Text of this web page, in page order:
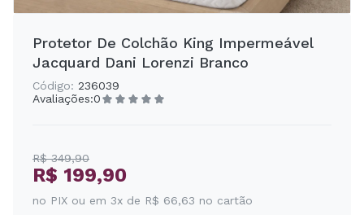
Protetor De Colchão King Impermeável
Jacquard Dani Lorenzi Branco
Código: 236039
Avaliações:0
R$ 349,90
R$ 199,90
no PIX ou em 3x de R$ 66,63 no cartão